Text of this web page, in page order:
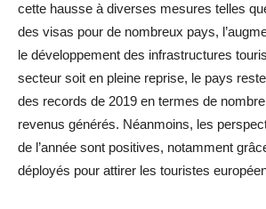
cette hausse à diverses mesures telles
des visas pour de nombreux pays,
le développement des infrastructures
secteur soit en pleine reprise, le pays
des records de 2019 en termes de
revenus générés. Néanmoins, les
de l’année sont positives, notamment
déployés pour attirer les touristes